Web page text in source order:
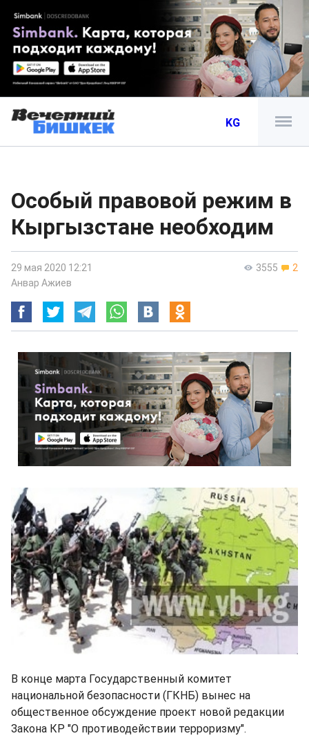
KG
Особый правовой режим в
Кыргызстане необходим
3555 2
29 мая 2020 12:21
Анвар Ажиев
В конце марта Государственный комитет
национальной безопасности (ГКНБ) вынес на
общественное обсуждение проект новой редакции
Закона КР "О противодействии терроризму".